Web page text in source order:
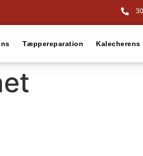
Tæppereparation Kalecherens